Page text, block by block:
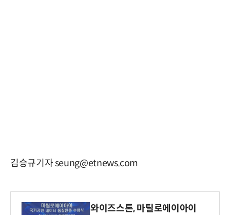
김승규기자 seung@etnews.com
와이즈스톤, 마틸로에이아이